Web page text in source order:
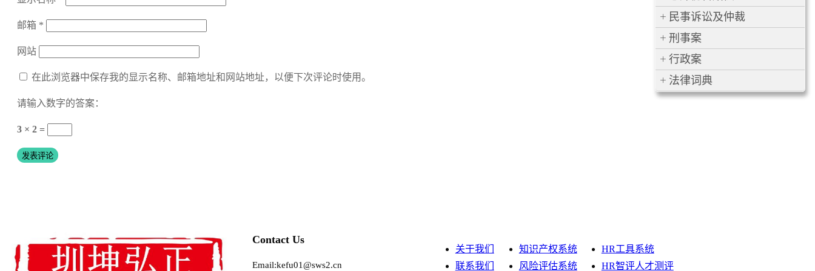
邮箱 *
网站
在此浏览器中保存我的显示名称、邮箱地址和网站地址，以便下次评论时使用。
请输入数字的答案：
3 × 2 =
民事诉讼及仲裁
刑事案
行政案
法律词典
Contact Us
Email:kefu01@sws2.cn
关于我们
联系我们
知识产权系统
风险评估系统
HR工具系统
HR智评人才测评